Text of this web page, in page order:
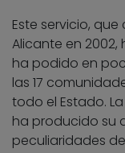
Este servicio,
Alicante en
ha podido en
las 17
todo el Estado.
ha producido su
peculiaridades